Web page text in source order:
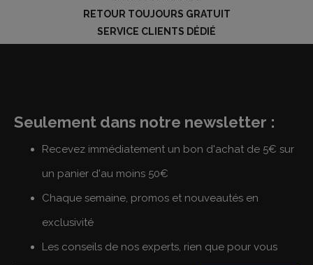
RETOUR TOUJOURS GRATUIT
SERVICE CLIENTS DÉDIÉ
Seulement dans notre newsletter :
Recevez immédiatement un bon d'achat de 5€ sur
un panier d'au moins 50€
Chaque semaine, promos et nouveautés en
exclusivité
Les conseils de nos experts, rien que pour vous